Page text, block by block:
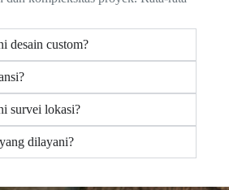
desain custom?
survei lokasi?
dilayani?